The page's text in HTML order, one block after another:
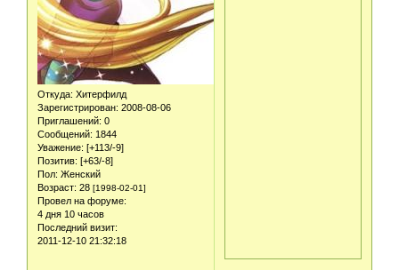
Откуда: Хитерфилд
Зарегистрирован: 2008-08-06
Приглашений: 0
Сообщений: 1844
Уважение: [+113/-9]
Позитив: [+63/-8]
Пол: Женский
Возраст: 28 [1998-02-01]
Провел на форуме:
4 дня 10 часов
Последний визит:
2011-12-10 21:32:18